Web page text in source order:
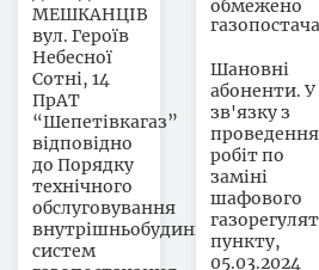
МЕШКАНЦІВ
вул. Героїв
Небесної
Сотні, 14
ПрАТ
“Шепетівкагаз”
відповідно
до Порядку
технічного
обслуговування
внутрішньобудинкових
систем
обмежено
Шановні
абоненти. У
зв'язку з
робіт по
заміні
шафового
пункту,
05.03.2024